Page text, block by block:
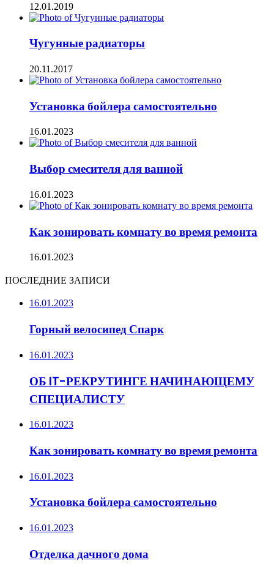
12.01.2019
Чугунные радиаторы
20.11.2017
Установка бойлера самостоятельно
16.01.2023
Выбор смесителя для ванной
16.01.2023
Как зонировать комнату во время ремонта
16.01.2023
ПОСЛЕДНИЕ ЗАПИСИ
16.01.2023
Горный велосипед Спарк
16.01.2023
ОБ IT-РЕКРУТИНГЕ НАЧИНАЮЩЕМУ
СПЕЦИАЛИСТУ
16.01.2023
Как зонировать комнату во время ремонта
16.01.2023
Установка бойлера самостоятельно
16.01.2023
Отделка дачного дома